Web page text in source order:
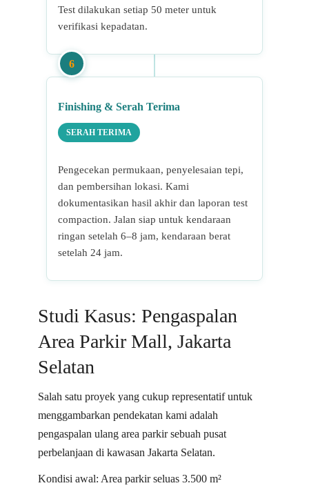
Test dilakukan setiap 50 meter untuk
verifikasi kepadatan.
6
Finishing & Serah Terima
SERAH TERIMA
Pengecekan permukaan, penyelesaian tepi,
dan pembersihan lokasi. Kami
dokumentasikan hasil akhir dan laporan test
compaction. Jalan siap untuk kendaraan
ringan setelah 6–8 jam, kendaraan berat
setelah 24 jam.
Studi Kasus: Pengaspalan
Area Parkir Mall, Jakarta
Selatan
Salah satu proyek yang cukup representatif untuk
menggambarkan pendekatan kami adalah
pengaspalan ulang area parkir sebuah pusat
perbelanjaan di kawasan Jakarta Selatan.
Kondisi awal: Area parkir seluas 3.500 m²